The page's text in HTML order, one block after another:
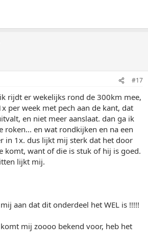
#17
rijdt er wekelijks rond de 300km mee,
per week met pech aan de kant, dat
en niet meer aanslaat. dan ga ik
roken... en wat rondkijken en na een
in 1x. dus lijkt mij sterk dat het door
komt, want of die is stuk of hij is goed.
lijkt mij.
aan dat dit onderdeel het WEL is !!!!!
mij zoooo bekend voor, heb het